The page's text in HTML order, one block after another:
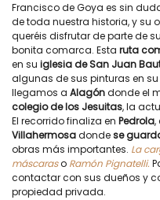
Francisco de Goya es sin
de toda nuestra historia, y su
queréis disfrutar de parte de
bonita comarca. Esta ruta
en su iglesia de San Juan
algunas de sus pinturas en
llegamos a Alagóndonde el
colegio de los Jesuitas, la
El recorrido finaliza en Pedrola,
Villahermosadondese
obras más importantes. La
máscaraso Ramón Pignatelli.
contactar con sus dueños y
propiedad privada.